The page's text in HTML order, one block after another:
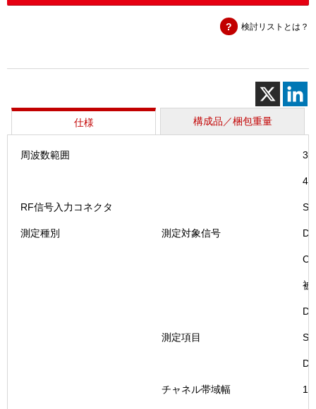
ニ
（
個
検討リストとは？
仕様 構成品／梱包重量
周波数範囲
RF信号入力コネクタ
測定種別 測定対象信号
被
測定項目
チャネル帯域幅